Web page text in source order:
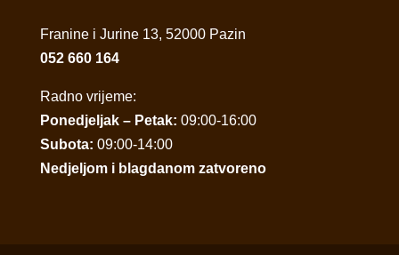
Franine i Jurine 13, 52000 Pazin
052 660 164
Radno vrijeme:
Ponedjeljak – Petak: 09:00-16:00
Subota: 09:00-14:00
Nedjeljom i blagdanom zatvoreno